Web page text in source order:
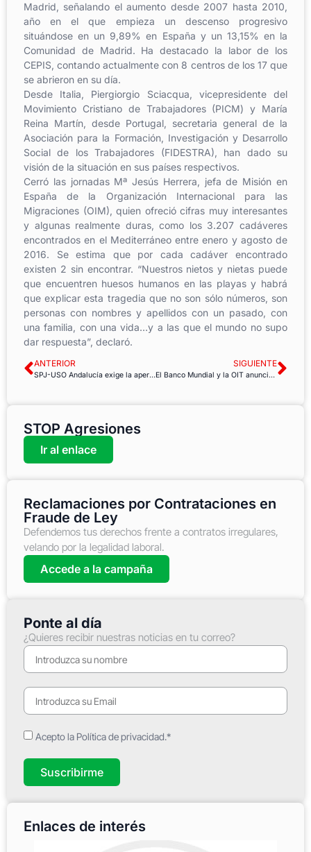
Madrid, señalando el aumento desde 2007 hasta 2010,
año en el que empieza un descenso progresivo
situándose en un 9,89% en España y un 13,15% en la
Comunidad de Madrid. Ha destacado la labor de los
CEPIS, contando actualmente con 8 centros de los 17 que
se abrieron en su día.
Desde Italia, Piergiorgio Sciacqua, vicepresidente del
Movimiento Cristiano de Trabajadores (PICM) y María
Reina Martín, desde Portugal, secretaria general de la
Asociación para la Formación, Investigación y Desarrollo
Social de los Trabajadores (FIDESTRA), han dado su
visión de la situación en sus países respectivos.
Cerró las jornadas Mª Jesús Herrera, jefa de Misión en
España de la Organización Internacional para las
Migraciones (OIM), quien ofreció cifras muy interesantes
y algunas realmente duras, como los 3.207 cadáveres
encontrados en el Mediterráneo entre enero y agosto de
2016. Se estima que por cada cadáver encontrado
existen 2 sin encontrar. “Nuestros nietos y nietas puede
que encuentren huesos humanos en las playas y habrá
que explicar esta tragedia que no son sólo números, son
personas con nombres y apellidos con un pasado, con
una familia, con una vida…y a las que el mundo no supo
dar respuesta”, declaró.
ANTERIOR
SPJ-USO Andalucía exige la apertura de la Mesa de Negociación
SIGUIENTE
El Banco Mundial y la OIT anuncian una iniciativa a favor de la protección social universal
STOP Agresiones
Ir al enlace
Reclamaciones por Contrataciones en
Fraude de Ley
Defendemos tus derechos frente a contratos irregulares,
velando por la legalidad laboral.
Accede a la campaña
Ponte al día
¿Quieres recibir nuestras noticias en tu correo?
Acepto la Política de privacidad.*
Suscribirme
Enlaces de interés